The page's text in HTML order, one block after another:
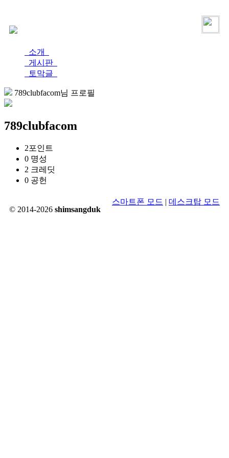
소개
게시판
토막글
789clubfacom님 프로필
789clubfacom
2포인트
0 명성
2 크레딧
0 공헌
© 2014-2026 shimsangduk
스마트폰 모드 | 데스크탑 모드